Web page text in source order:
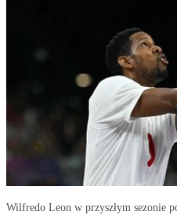
Wilfredo Leon w przyszłym sezonie